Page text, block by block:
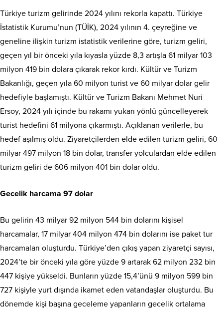
Türkiye turizm gelirinde 2024 yılını rekorla kapattı. Türkiye
İstatistik Kurumu’nun (TÜİK), 2024 yılının 4. çeyreğine ve
geneline ilişkin turizm istatistik verilerine göre, turizm geliri,
geçen yıl bir önceki yıla kıyasla yüzde 8,3 artışla 61 milyar 103
milyon 419 bin dolara çıkarak rekor kırdı. Kültür ve Turizm
Bakanlığı, geçen yıla 60 milyon turist ve 60 milyar dolar gelir
hedefiyle başlamıştı. Kültür ve Turizm Bakanı Mehmet Nuri
Ersoy, 2024 yılı içinde bu rakamı yukarı yönlü güncelleyerek
turist hedefini 61 milyona çıkarmıştı. Açıklanan verilerle, bu
hedef aşılmış oldu. Ziyaretçilerden elde edilen turizm geliri, 60
milyar 497 milyon 18 bin dolar, transfer yolculardan elde edilen
turizm geliri de 606 milyon 401 bin dolar oldu.
Gecelik harcama 97 dolar
Bu gelirin 43 milyar 92 milyon 544 bin dolarını kişisel
harcamalar, 17 milyar 404 milyon 474 bin dolarını ise paket tur
harcamaları oluşturdu. Türkiye’den çıkış yapan ziyaretçi sayısı,
2024’te bir önceki yıla göre yüzde 9 artarak 62 milyon 232 bin
447 kişiye yükseldi. Bunların yüzde 15,4’ünü 9 milyon 599 bin
727 kişiyle yurt dışında ikamet eden vatandaşlar oluşturdu. Bu
dönemde kişi başına geceleme yapanların gecelik ortalama